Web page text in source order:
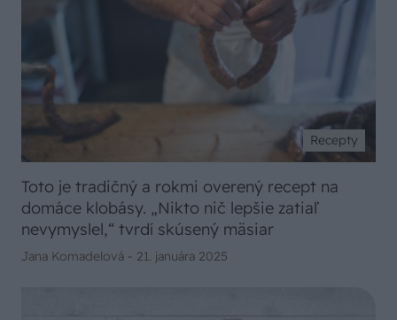
Recepty
Toto je tradičný a rokmi overený recept na
domáce klobásy. „Nikto nič lepšie zatiaľ
nevymyslel,“ tvrdí skúsený mäsiar
Jana Komadelová - 21. januára 2025